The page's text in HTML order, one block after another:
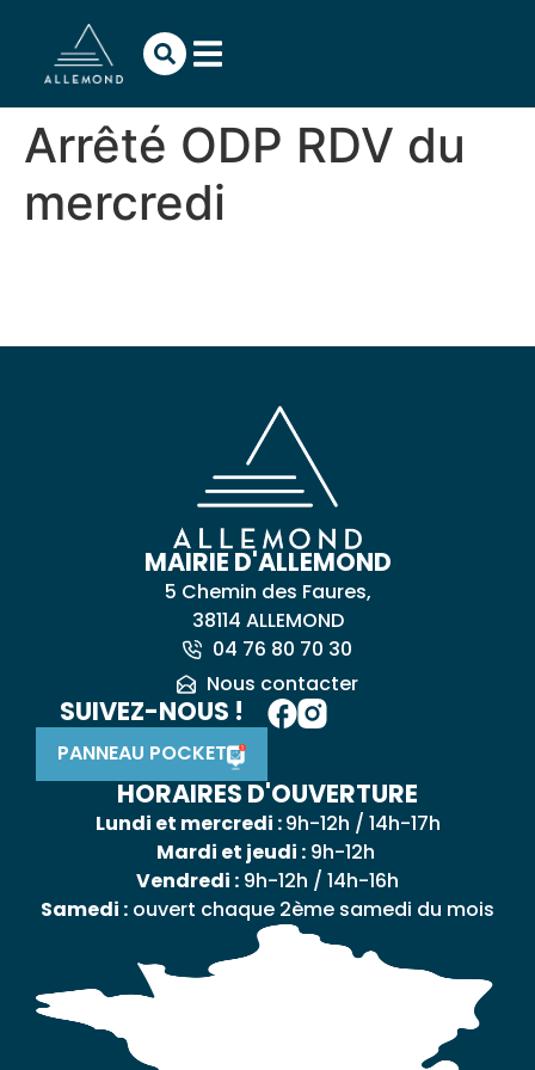
Arrêté ODP RDV du
mercredi
MAIRIE D'ALLEMOND
5 Chemin des Faures,
38114 ALLEMOND
04 76 80 70 30
Nous contacter
SUIVEZ-NOUS !
PANNEAU POCKET
HORAIRES D'OUVERTURE
Lundi et mercredi :9h-12h / 14h-17h
Mardi et jeudi :9h-12h
Vendredi : 9h-12h / 14h-16h
Samedi : ouvert chaque 2ème samedi du mois